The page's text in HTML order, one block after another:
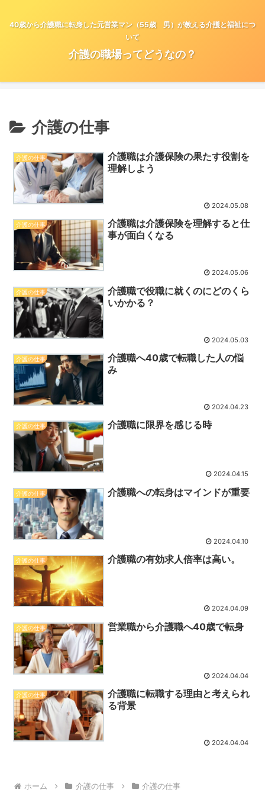
40歳から介護職に転身した元営業マン（55歳 男）が教える介護と福祉につ
いて
介護の職場ってどうなの？
介護の仕事
介護の仕事
介護職は介護保険の果たす役割を
理解しよう
2024.05.08
介護の仕事
介護職は介護保険を理解すると仕
事が面白くなる
2024.05.06
介護の仕事
介護職で役職に就くのにどのくら
いかかる？
2024.05.03
介護の仕事
介護職へ40歳で転職した人の悩
み
2024.04.23
介護の仕事 介護職に限界を感じる時
2024.04.15
介護の仕事 介護職への転身はマインドが重要
2024.04.10
介護の仕事 介護職の有効求人倍率は高い。
2024.04.09
介護の仕事 営業職から介護職へ40歳で転身
2024.04.04
介護の仕事
介護職に転職する理由と考えられ
る背景
2024.04.04
ホーム 介護の仕事 介護の仕事